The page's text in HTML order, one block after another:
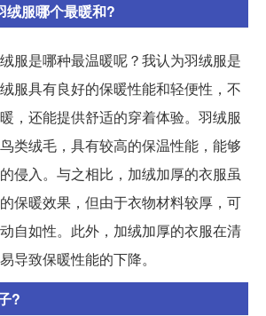
绒服哪个最暖和?
服是哪种最温暖呢？我认为羽绒服是
服具有良好的保暖性能和轻便性，不
，还能提供舒适的穿着体验。羽绒服
类绒毛，具有较高的保温性能，能够
侵入。与之相比，加绒加厚的衣服虽
保暖效果，但由于衣物材料较厚，可
自如性。此外，加绒加厚的衣服在清
导致保暖性能的下降。
?